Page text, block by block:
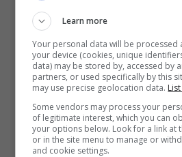
Per entrare nell’account
bisogna collegarsi sempre
Google.it. Guarda in alto a
elenco (immagini, maps,
quest’elenco troverai anche
Gmail e nel giro di pochi
tuo account Gmail.
Learn more
Your personal data will be
your device (cookies, unique
data) may be stored by, accessed by
partners, or used specifically by this
may use precise geolocation data.
Some vendors may process your
of legitimate interest, which you can
your options below. Look for a link at
or in the site menu to manage or
and cookie settings.